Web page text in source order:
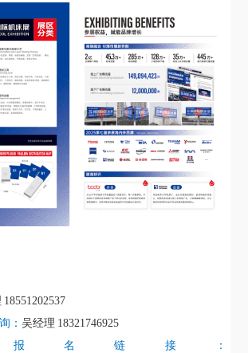
18551202537
：吴经理 18321746925
名链接：